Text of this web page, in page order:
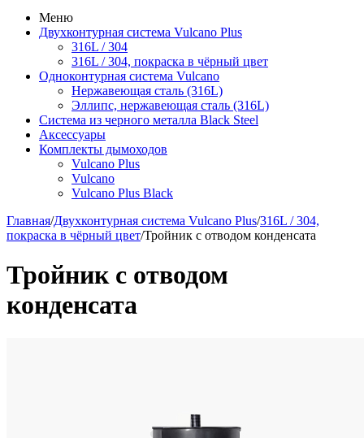
Меню
Двухконтурная система Vulcano Plus
316L / 304
316L / 304, покраска в чёрный цвет
Одноконтурная система Vulcano
Нержавеющая сталь (316L)
Эллипс, нержавеющая сталь (316L)
Система из черного металла Black Steel
Аксессуары
Комплекты дымоходов
Vulcano Plus
Vulcano
Vulcano Plus Black
Главная/Двухконтурная система Vulcano Plus/316L / 304,
покраска в чёрный цвет/Тройник с отводом конденсата
Тройник с отводом
конденсата